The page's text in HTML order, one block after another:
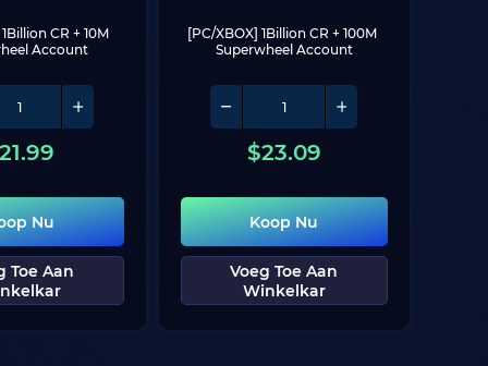
CR + 10M
Account
21.99
Nu
Toe Aan
[PC/XBOX] 1Billion CR + 100M
Superwheel Account
$23.09
Koop Nu
Voeg Toe Aan
Winkelkar